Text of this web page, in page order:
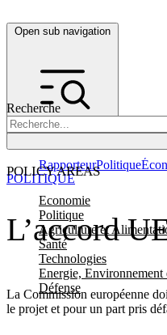
Open sub navigation
Recherche
POLICY AREAS
Economie
Politique
Agriculture et
Santé
Technologies
Energie, Environnement
Défense
RapporteurPolitique
L’accord
La Commission européenne
le projet et pour un part pris
POLITIQUE